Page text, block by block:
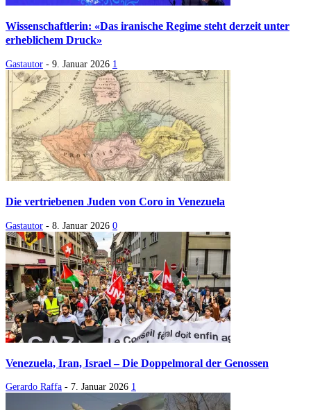
Wissenschaftlerin: «Das iranische Regime steht derzeit unter
erheblichem Druck»
Gastautor - 9. Januar 2026 1
Die vertriebenen Juden von Coro in Venezuela
Gastautor - 8. Januar 2026 0
Venezuela, Iran, Israel – Die Doppelmoral der Genossen
Gerardo Raffa - 7. Januar 2026 1